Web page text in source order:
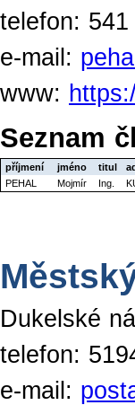
telefon:
e-mail:
www:
Seznam
příjmení jméno titul
PEHAL
Mojmír Ing.
Dukelské
telefon:
e-mail: